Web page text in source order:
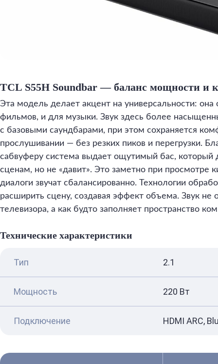
TCL S55H Soundbar — баланс мощности и
Эта модель делает акцент на универсальности:
фильмов, и для музыки. Звук здесь более
с базовыми саундбарами, при этом сохраняется
прослушивании — без резких пиков и перегрузки.
сабвуферу система выдает ощутимый бас, который
сценам, но не «давит». Это заметно при просмотре
диалоги звучат сбалансированно. Технологии
расширить сцену, создавая эффект объема. Звук не
телевизора, а как будто заполняет пространство
Технические характеристики
Тип 2.1
Мощность 220 Вт
Подключение HDMI ARC,